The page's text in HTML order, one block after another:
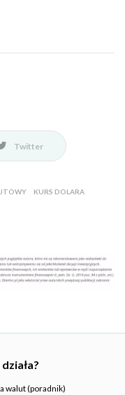
Twitter
KURS DOLARA
walut (poradnik)